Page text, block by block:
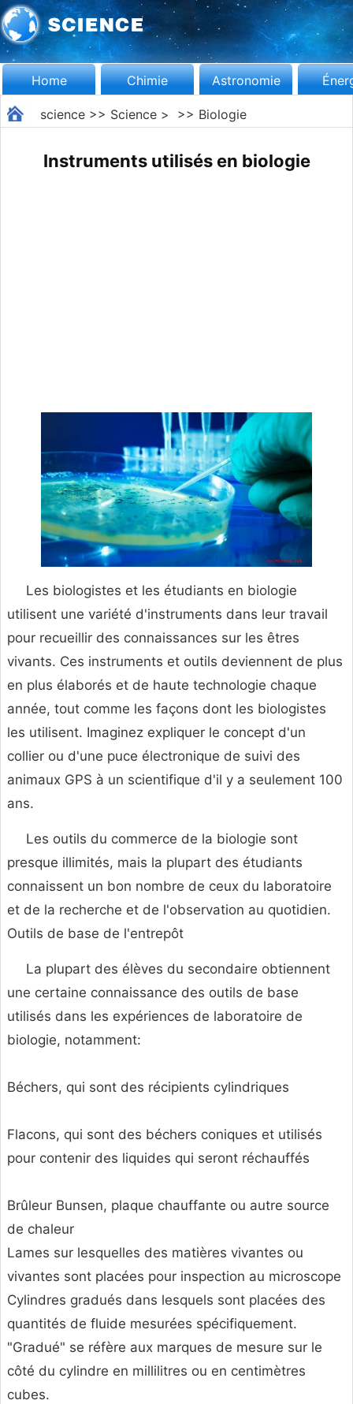
Home Chimie Astronomie
science>> Science> >> Biologie
Instruments utilisés en biologie
Les biologistes et les étudiants en biologie
utilisent une variété d'instruments dans leur travail
pour recueillir des connaissances sur les êtres
vivants. Ces instruments et outils deviennent de plus
en plus élaborés et de haute technologie chaque
année, tout comme les façons dont les biologistes
les utilisent. Imaginez expliquer le concept d'un
collier ou d'une puce électronique de suivi des
animaux GPS à un scientifique d'il y a seulement 100
ans.
Les outils du commerce de la biologie sont
presque illimités, mais la plupart des étudiants
connaissent un bon nombre de ceux du laboratoire
et de la recherche et de l'observation au quotidien.
Outils de base de l'entrepôt
La plupart des élèves du secondaire obtiennent
une certaine connaissance des outils de base
utilisés dans les expériences de laboratoire de
biologie, notamment:
Béchers, qui sont des récipients cylindriques
Flacons, qui sont des béchers coniques et utilisés
pour contenir des liquides qui seront réchauffés
Brûleur Bunsen, plaque chauffante ou autre source
de chaleur
Lames sur lesquelles des matières vivantes ou
vivantes sont placées pour inspection au microscope
Cylindres gradués dans lesquels sont placées des
quantités de fluide mesurées spécifiquement.
"Gradué" se réfère aux marques de mesure sur le
côté du cylindre en millilitres ou en centimètres
cubes.